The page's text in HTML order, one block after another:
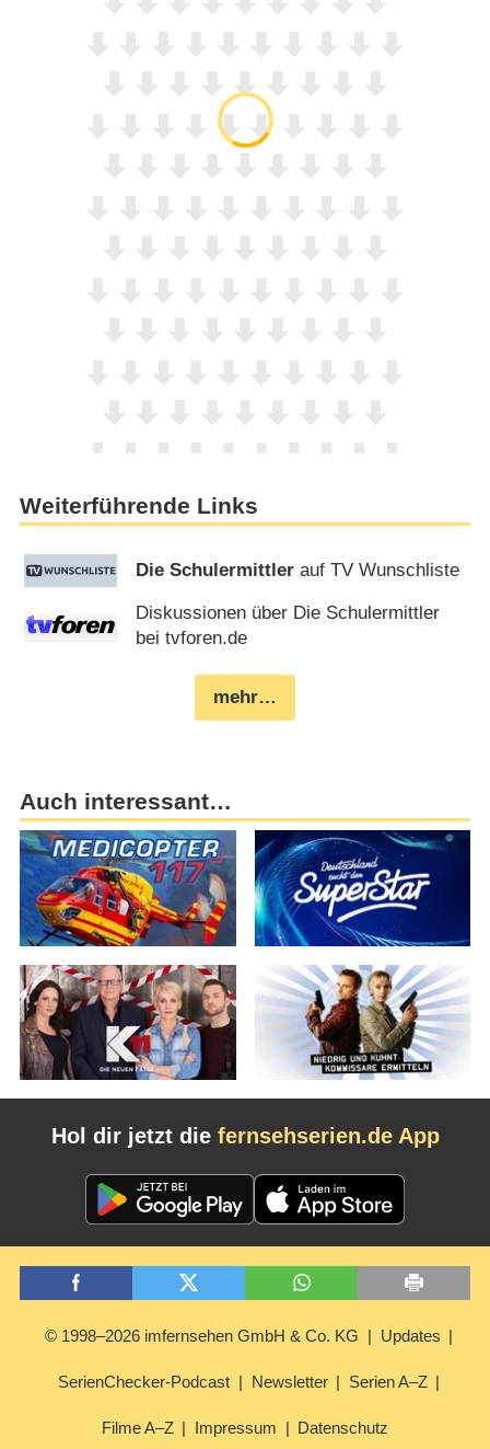
Weiterführende Links
Die Schulermittler auf TV Wunschliste
Diskussionen über Die Schulermittler
bei tvforen.de
mehr…
Auch interessant…
Hol dir jetzt die fernsehserien.de App
© 1998–2026 imfernsehen GmbH & Co. KG Updates
SerienChecker-Podcast Newsletter Serien A–Z
Filme A–Z Impressum Datenschutz